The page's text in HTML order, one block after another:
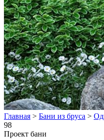
Главная > Бани из бруса >
98
Проект бани